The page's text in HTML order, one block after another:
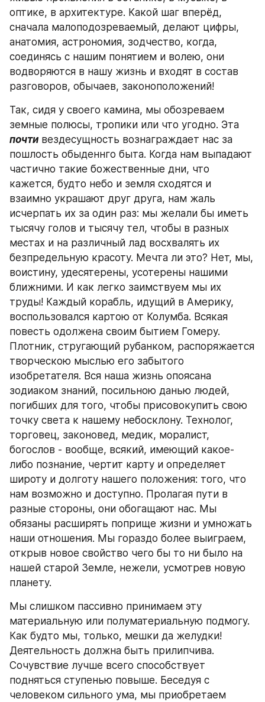
оптике, в архитектуре. Какой шаг вперёд,
сначала малоподозреваемый, делают цифры,
анатомия, астрономия, зодчество, когда,
соединясь с нашим понятием и волею, они
водворяются в нашу жизнь и входят в состав
разговоров, обычаев, законоположений!
Так, сидя у своего камина, мы обозреваем
почти вездесущность вознаграждает нас за
пошлость обыденнго быта. Когда нам выпадают
частично такие божественные дни, что
кажется, будто небо и земля сходятся и
взаимно украшают друг друга, нам жаль
исчерпать их за один раз: мы желали бы иметь
тысячу голов и тысячу тел, чтобы в разных
местах и на различный лад восхвалять их
безпредельную красоту. Мечта ли это? Нет, мы,
воистину, удесятерены, усотерены нашими
ближними. И как легко заимствуем мы их
труды! Каждый корабль, идущий в Америку,
воспользовался картою от Колумба. Всякая
повесть одолжена своим бытием Гомеру.
Плотник, стругающий рубанком, распоряжается
творческою мыслью его забытого
изобретателя. Вся наша жизнь опоясана
зодиаком знаний, посильною данью людей,
погибших для того, чтобы присовокупить свою
точку света к нашему небосклону. Технолог,
торговец, законовед, медик, моралист,
богослов - вообще, всякий, имеющий какое-
либо познание, чертит карту и определяет
широту и долготу нашего положения: того, что
нам возможно и доступно. Пролагая пути в
разные стороны, они обогащают нас. Мы
обязаны расширять поприще жизни и умножать
наши отношения. Мы гораздо более выиграем,
открыв новое свойство чего бы то ни было на
нашей старой Земле, нежели, усмотрев новую
планету.
Мы слишком пассивно принимаем эту
материальную или полуматериальную подмогу.
Как будто мы, только, мешки да желудки!
Деятельность должна быть прилипчива.
Сочувствие лучше всего способствует
подняться ступенью повыше. Беседуя с
человеком сильного ума, мы приобретаем